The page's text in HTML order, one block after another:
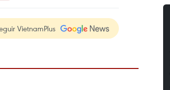
VietnamPlus